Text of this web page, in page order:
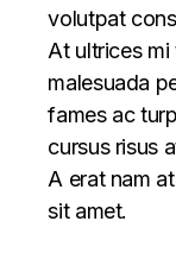
volutpat
At ultrices mi
malesuada
fames ac
cursus risus
A erat nam
sit amet.